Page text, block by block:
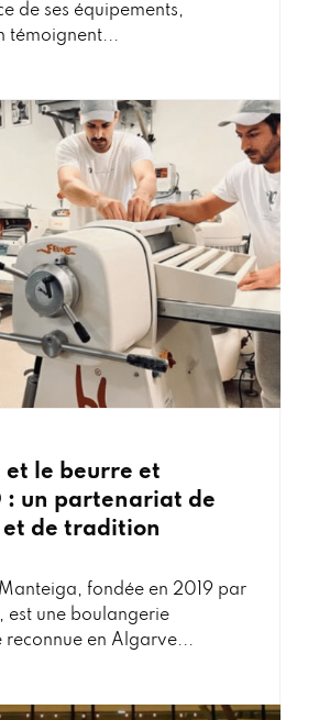
de ses équipements,
témoignent...
et le beurre et
: un partenariat de
de tradition
fondée en 2019 par
est une boulangerie
reconnue en Algarve...